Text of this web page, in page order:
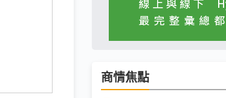
商情焦點